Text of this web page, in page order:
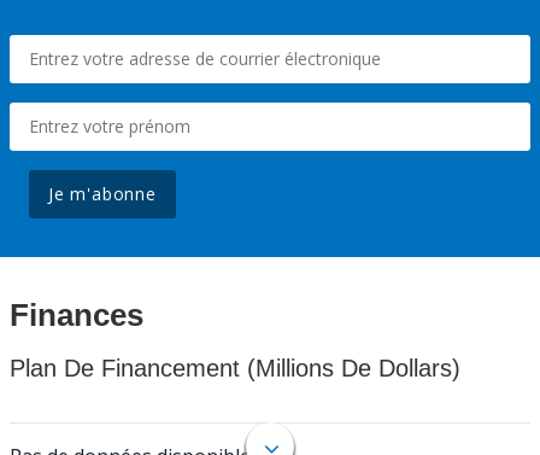
Je m'abonne
Finances
Plan De Financement (Millions De Dollars)